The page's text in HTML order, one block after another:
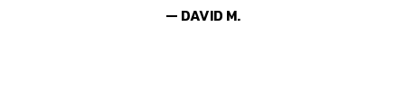
— DAVID M.